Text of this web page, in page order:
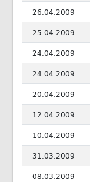
26.04.2009
25.04.2009
24.04.2009
24.04.2009
20.04.2009
12.04.2009
10.04.2009
31.03.2009
08.03.2009